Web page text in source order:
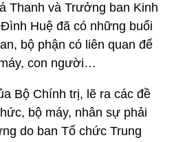
Thanh và Trưởng ban Kinh
Huệ đã có những buổi
bộ phận có liên quan để
con người…
Bộ Chính trị, lẽ ra các đề
bộ máy, nhân sự phải
do ban Tổ chức Trung